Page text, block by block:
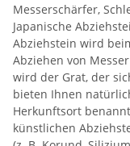
Messerschärfer,
Japanische
Abziehstein wird
Abziehen von
wird der Grat, der
bieten Ihnen
Herkunftsort
künstlichen